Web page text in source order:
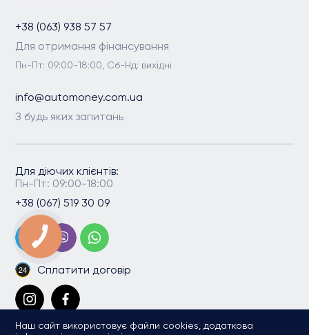
+38 (063) 938 57 57
Для отримання фінансування
Пн-Пт: 09:00-18:00, Сб-Нд: вихідні
info@automoney.com.ua
З будь яких запитань
Для діючих клієнтів:
Пн-Пт: 09:00-18:00
+38 (067) 519 30 09
Сплатити договір
Наш сайт використовує файли cookies, додаткова